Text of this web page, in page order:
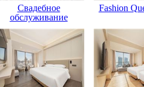
Свадебное
обслуживание
Fashion